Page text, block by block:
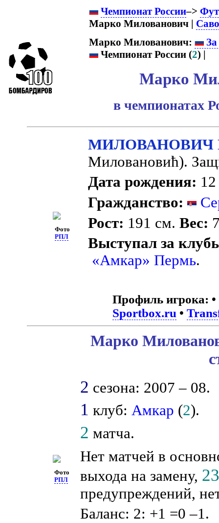
Чемпионат России–>
Марко Милованович |
Марко Милованович:
Чемпионат России (2) |
Марко
в чемпионатах
Фото
РПЛ
МИЛОВАНОВИЧ
Mилoвaнoвић).
Дата рождения:
Гражданство:
Рост: 191 см. Вес:
Выступал за
«Амкар» Пермь.
Профиль игрока: •
Sportbox.ru •
Фото
РПЛ
Марко
2 сезона: 2007 – 08.
1 клуб:Амкар (2).
2 матча.
Нет матчей в
выхода на замену,
предупреждений,
Баланс: 2: +1 =0 –1.